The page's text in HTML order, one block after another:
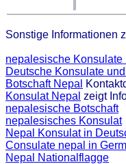
Sonstige Informationen
nepalesische Konsulate
Deutsche Konsulate
Botschaft Nepal
Konsulat Nepal zeigt
nepalesische Botschaft
nepalesisches Konsulat
Nepal Konsulat in
Consulate nepal in
Nepal Nationalflagge